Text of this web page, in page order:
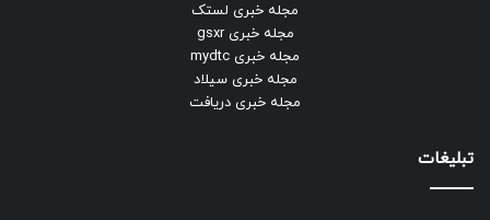
مجله خبری لستک
مجله خبری gsxr
مجله خبری mydtc
مجله خبری سیلاد
مجله خبری دریافت
تبلیغات